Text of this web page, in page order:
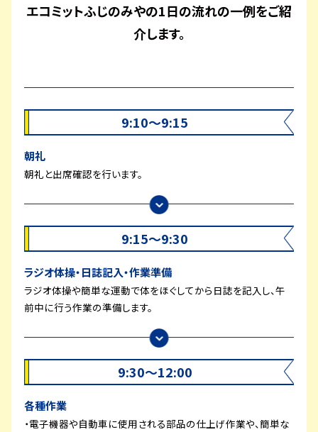
エコミットふじのみやの1日の流れの一例をご紹
介します。
9:10～9:15
朝礼
朝礼と出席確認を行います。
9:15～9:30
ラジオ体操・日誌記入・作業準備
ラジオ体操や簡単な運動で体をほぐしてから日誌を記入し、午
前中に行う作業の準備します。
9:30～12:00
各種作業
・電子機器や自動車に使用される部品の仕上げ作業や、簡単な